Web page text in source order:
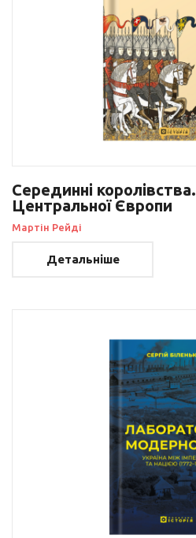
Серединні
Центральної Європи
Мартін Рейді
Детальніше